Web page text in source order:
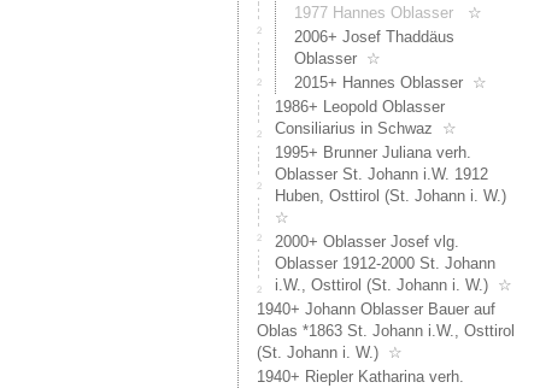
-
Hof.
(1850+
Josef
1977 Hannes Oblasser
☆
2006+ Josef Thaddäus
Oblasser
☆
2015+ Hannes Oblasser
☆
1986+ Leopold Oblasser
Consiliarius in Schwaz
☆
1995+ Brunner Juliana verh.
Oblasser St. Johann i.W. 1912
Huben, Osttirol (St. Johann i. W.)
☆
2000+ Oblasser Josef vlg.
Oblasser 1912-2000 St. Johann
i.W., Osttirol (St. Johann i. W.)
☆
1940+ Johann Oblasser Bauer auf
Oblas *1863 St. Johann i.W., Osttirol
(St. Johann i. W.)
☆
1940+ Riepler Katharina verh.